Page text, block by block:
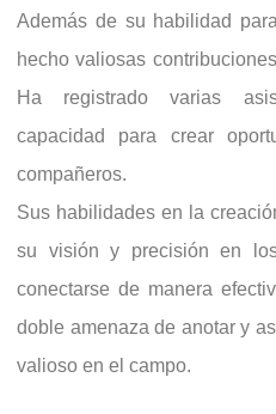
Además de su habilidad
hecho valiosas
Ha registrado varias
capacidad para crear
compañeros.
Sus habilidades en la
su visión y precisión en
conectarse de manera
doble amenaza de anotar y
valioso en el campo.